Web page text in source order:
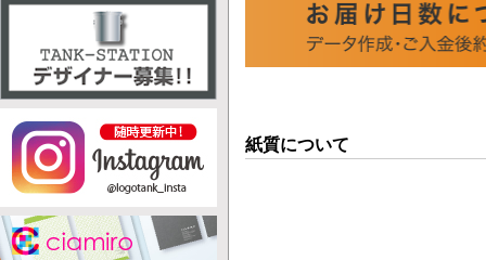
紙質について